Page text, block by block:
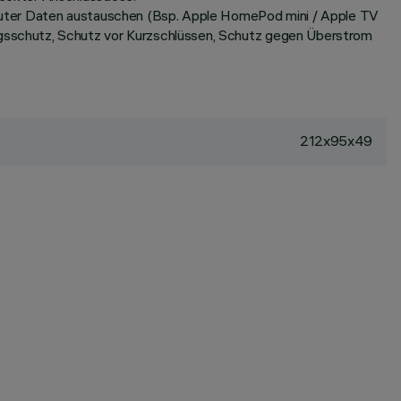
Daten austauschen (Bsp. Apple HomePod mini / Apple TV
Schutz vor Kurzschlüssen, Schutz gegen Überstrom
212x95x49